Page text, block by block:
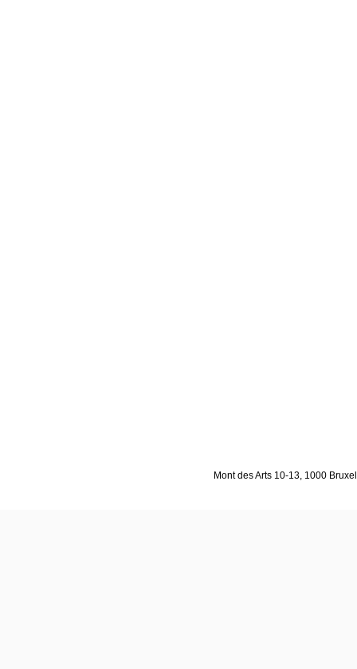
Mont des Arts 10-13, 1000